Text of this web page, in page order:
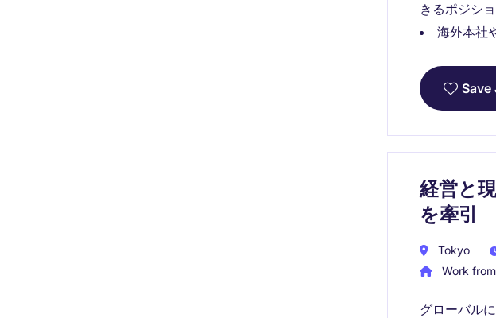
きるポジシ
海外本社
Save
経営と
を牽引
Tokyo
Work
グローバル